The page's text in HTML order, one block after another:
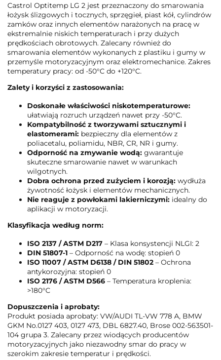
Castrol Optitemp LG 2 jest przeznaczony do smarowania
łożysk ślizgowych i tocznych, sprzęgieł, piast kół, cylindrów
zamków oraz innych elementów narażonych na pracę w
ekstremalnie niskich temperaturach i przy dużych
prędkościach obrotowych. Zalecany również do
smarowania elementów wykonanych z plastiku i gumy w
przemyśle motoryzacyjnym oraz elektromechanice. Zakres
temperatury pracy: od -50°C do +120°C.
Zalety i korzyści z zastosowania:
Doskonałe właściwości niskotemperaturowe:
ułatwiają rozruch urządzeń nawet przy -50°C.
Kompatybilność z tworzywami sztucznymi i
elastomerami: bezpieczny dla elementów z
poliacetalu, poliamidu, NBR, CR, NR i gumy.
Odporność na zmywanie wodą: gwarantuje
skuteczne smarowanie nawet w warunkach
wilgotnych.
Dobra ochrona przed zużyciem i korozją: wydłuża
żywotność łożysk i elementów mechanicznych.
Nie reaguje z powłokami lakierniczymi: idealny do
aplikacji w motoryzacji.
Klasyfikacja według norm:
ISO 2137 / ASTM D217 – Klasa konsystencji NLGI: 2
DIN 51807-1 – Odporność na wodę: stopień 0
ISO 11007 / ASTM D6138 / DIN 51802 – Ochrona
antykorozyjna: stopień 0
ISO 2176 / ASTM D566 – Temperatura kroplenia:
>180°C
Dopuszczenia i aprobaty:
Produkt posiada aprobaty: VW/AUDI TL-VW 778 A, BMW
GKM No.0127 403, 0127 473, DBL 6827.40, Brose 002-563501-
104 grupa 3. Zalecany przez wiodących producentów
motoryzacyjnych jako niezawodny smar do pracy w
szerokim zakresie temperatur i prędkości.